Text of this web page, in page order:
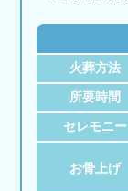
火葬方法
所要時間
セレモニー
お骨上げ